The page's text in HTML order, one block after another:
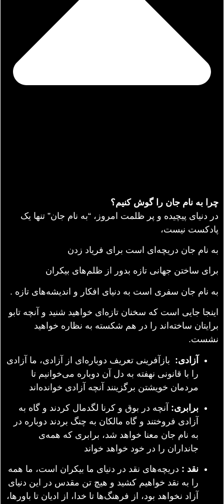
چرا به نام جان را گوش کنیم؟
در دنیای پیچیده و پر ظلمت امروز، “به نام جان” تنها یک
پادکست نیست،
به نام جان دریچه‌ای است برای فریاد زدن
برای ساختن جهانی تازه بدور از ظلم‌های بیکران
به نام جان سفری است به دنیای افکار و اندیشه‌های تازه .
اینجا جایی است که سخنان تازه‌ای خواهید شنید و آنچه تابو
برایتان ساخته‌اند را در هم شکسته به نظاره خواهید
نشست.
آزادی: بازآفرینی تعریف دوباره‌ای از آزادی، ما آزادی
را با قانونی نهفته به دل آن دوباره می‌خوانیم تا
مردمان خویشتن برگزینند آنچه آزادی خوانده‌اند
برابری: آنچه در بوق و کرنا لگدمال کردند و گاه به
آزادی فروختند و گاه مالکان به چنگ بردند دوباره در
به نام جان معنا خواهد شد، برابری که همه‌ی
جانداران را در خود خواهد خواند
نقد : دریچه‌های نقد در دنیای ما بیکران است، ما همه
را به نقد خواهیم کشید و هیچ تن مقدس در این دنیای
آزاد نخواهد بود، از فرهنگ‌ها تا خدا، از ادیان تا باورها،